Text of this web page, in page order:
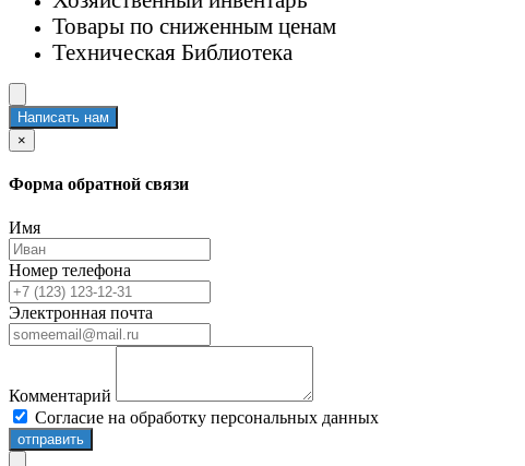
Товары по сниженным ценам
Техническая Библиотека
Написать нам
×
Форма обратной связи
Имя
Номер телефона
Электронная почта
Комментарий
Согласие на обработку персональных данных
отправить